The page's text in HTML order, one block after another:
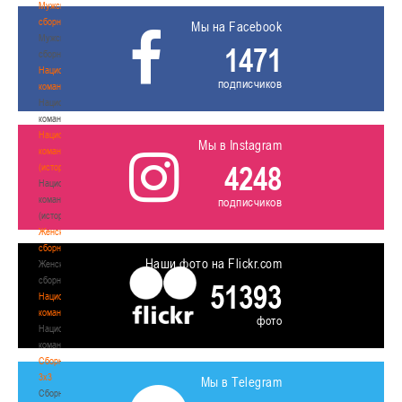
Мужские
сборные
Мужские
сборные
Национальная
команда
Национальная
команда
Национальная
команда
(история)
Национальная
команда
(история)
Женские
сборные
Женские
сборные
Национальная
команда
Национальная
команда
Сборные
3х3
Сборные
Мы на Facebook
1471
подписчиков
Мы в Instagram
4248
подписчиков
Наши фото на Flickr.com
51393
фото
Мы в Telegram